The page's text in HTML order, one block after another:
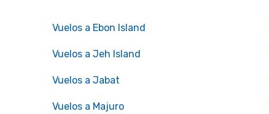
Vuelos a Ebon Island
Vuelos a Jeh Island
Vuelos a Jabat
Vuelos a Majuro